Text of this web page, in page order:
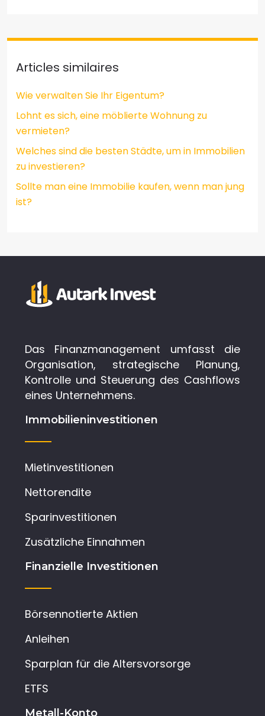
Articles similaires
Wie verwalten Sie Ihr Eigentum?
Lohnt es sich, eine möblierte Wohnung zu
vermieten?
Welches sind die besten Städte, um in Immobilien
zu investieren?
Sollte man eine Immobilie kaufen, wenn man jung
ist?
Das Finanzmanagement umfasst die
Organisation, strategische Planung,
Kontrolle und Steuerung des Cashflows
eines Unternehmens.
Immobilieninvestitionen
Mietinvestitionen
Nettorendite
Sparinvestitionen
Zusätzliche Einnahmen
Finanzielle Investitionen
Börsennotierte Aktien
Anleihen
Sparplan für die Altersvorsorge
ETFS
Metall-Konto